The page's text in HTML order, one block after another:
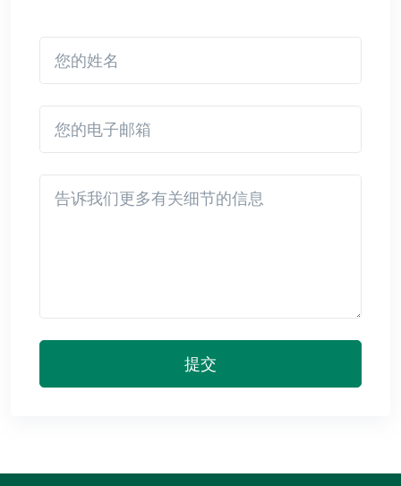
提交